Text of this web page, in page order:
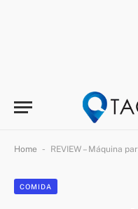
Home - REVIEW – Máquina
COMIDA